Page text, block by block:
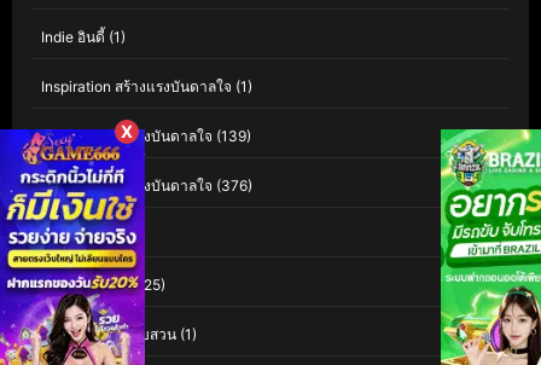
Indie อินดี้ (1)
Inspiration สร้างแรงบันดาลใจ (1)
Inspirational แรงบันดาลใจ (139)
Inspirational แรงบันดาลใจ (376)
Interest(3)
Investigation(125)
Investigation สืบสวน (1)
X